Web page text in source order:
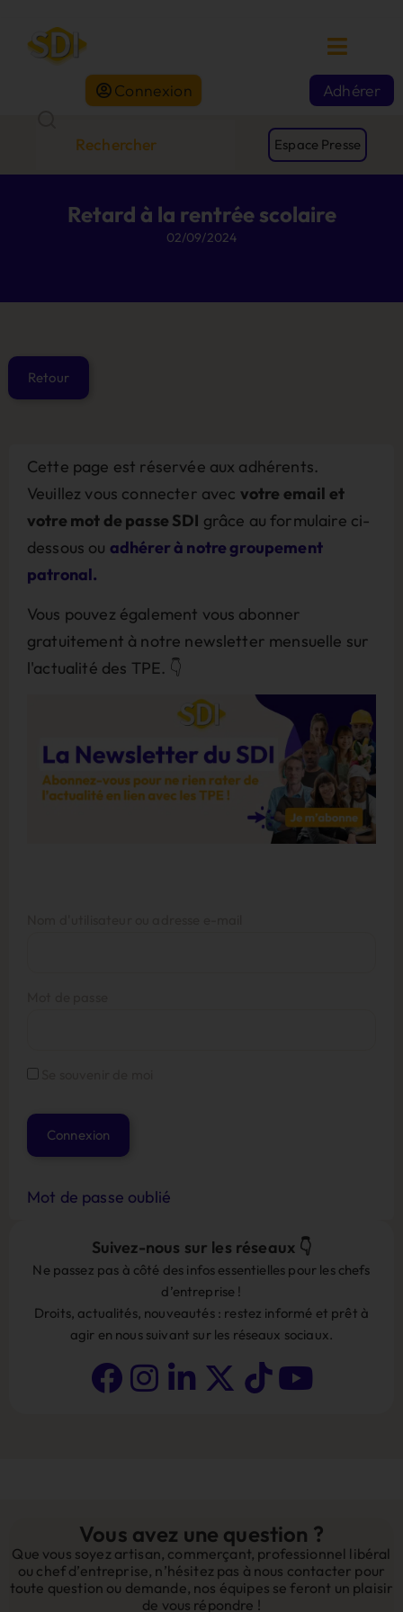
Connexion Adhérer
Espace Presse
Retard à la rentrée scolaire
02/09/2024
Cette page est réservée aux adhérents.
Veuillez vous connecter avec votre email et
votre mot de passe SDI grâce au formulaire ci-
dessous ou adhérer à notre groupement
patronal.
Vous pouvez également vous abonner
gratuitement à notre newsletter mensuelle sur
l'actualité des TPE. 👇
Mot de passe oublié
Suivez-nous sur les réseaux 👇
Ne passez pas à côté des infos essentielles pour les chefs
d’entreprise !
Droits, actualités, nouveautés : restez informé et prêt à
agir en nous suivant sur les réseaux sociaux.
Vous avez une question ?
Que vous soyez artisan, commerçant, professionnel libéral
ou chef d’entreprise, n’hésitez pas à nous contacter pour
toute question ou demande, nos équipes se feront un plaisir
de vous répondre !